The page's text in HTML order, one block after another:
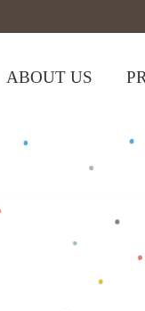
ABOUT US
, T-